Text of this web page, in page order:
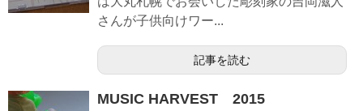
さんが子供向けワー...
記事を読む
MUSIC HARVEST 2015